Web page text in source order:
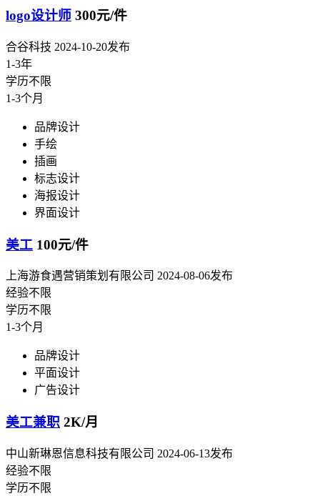
logo设计师 300元/件
合谷科技 2024-10-20发布
1-3年
学历不限
1-3个月
品牌设计
手绘
插画
标志设计
海报设计
界面设计
美工 100元/件
上海游食遇营销策划有限公司 2024-08-06发布
经验不限
学历不限
1-3个月
品牌设计
平面设计
广告设计
美工兼职 2K/月
中山新琳恩信息科技有限公司 2024-06-13发布
经验不限
学历不限